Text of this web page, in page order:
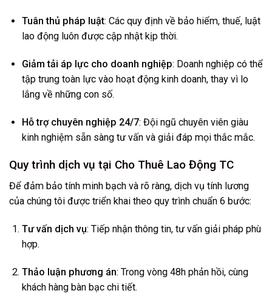
Tuân thủ pháp luật: Các quy định về bảo hiểm, thuế, luật
lao động luôn được cập nhật kịp thời.
Giảm tải áp lực cho doanh nghiệp: Doanh nghiệp có thể
tập trung toàn lực vào hoạt động kinh doanh, thay vì lo
lắng về những con số.
Hỗ trợ chuyên nghiệp 24/7: Đội ngũ chuyên viên giàu
kinh nghiệm sẵn sàng tư vấn và giải đáp mọi thắc mắc.
Quy trình dịch vụ tại Cho Thuê Lao Động TC
Để đảm bảo tính minh bạch và rõ ràng, dịch vụ tính lương
của chúng tôi được triển khai theo quy trình chuẩn 6 bước:
Tư vấn dịch vụ: Tiếp nhận thông tin, tư vấn giải pháp phù
hợp.
Thảo luận phương án: Trong vòng 48h phản hồi, cùng
khách hàng bàn bạc chi tiết.